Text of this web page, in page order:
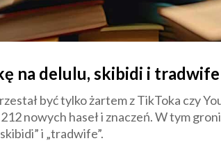
na delulu, skibidi i tradwife
być tylko żartem z TikToka czy
nowych haseł i znaczeń. W tym
i „tradwife”.